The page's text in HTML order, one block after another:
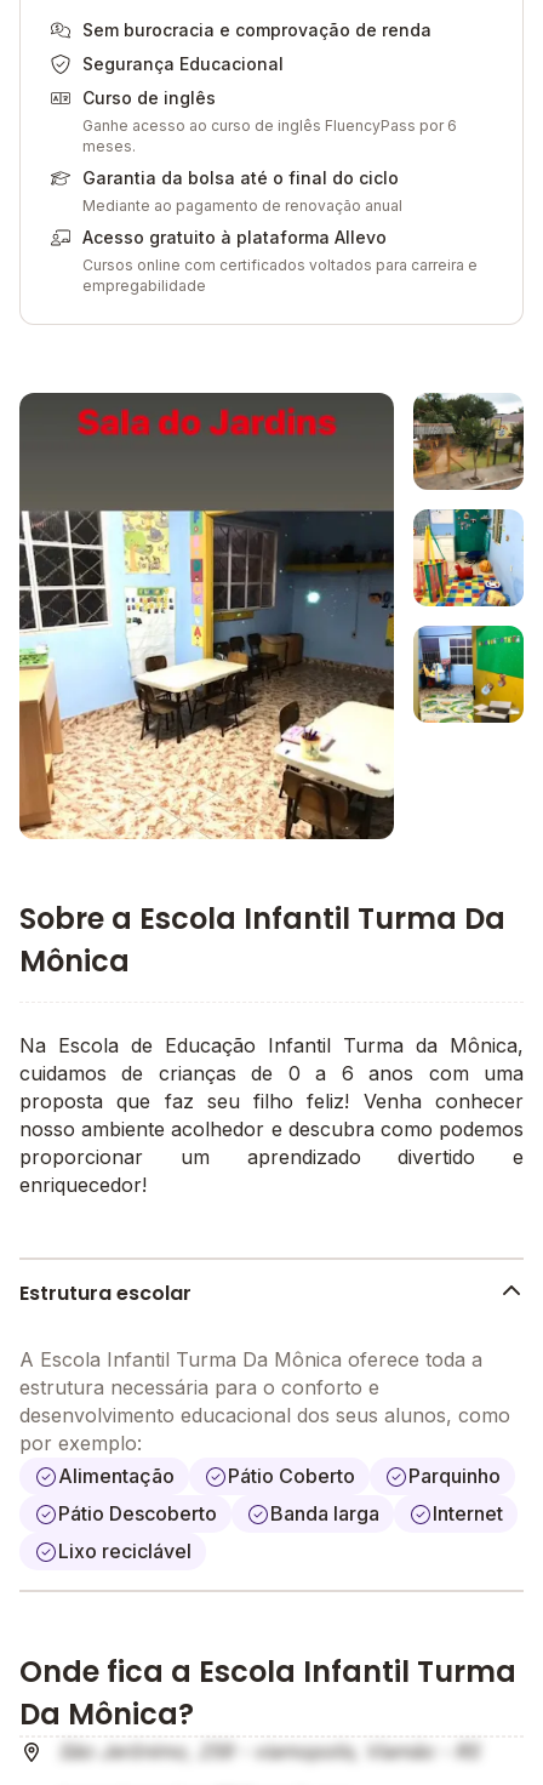
Sem burocracia e comprovação de renda
Segurança Educacional
Curso de inglês
Ganhe acesso ao curso de inglês FluencyPass por 6
meses.
Garantia da bolsa até o final do ciclo
Mediante ao pagamento de renovação anual
Acesso gratuito à plataforma Allevo
Cursos online com certificados voltados para carreira e
empregabilidade
Galeria de imagem
Imagem 1
Imagem 2
Sobre a Escola Infantil Turma Da
Mônica
Na Escola de Educação Infantil Turma da Mônica,
cuidamos de crianças de 0 a 6 anos com uma
proposta que faz seu filho feliz! Venha conhecer
nosso ambiente acolhedor e descubra como podemos
proporcionar um aprendizado divertido e
enriquecedor!
Estrutura escolar
A Escola Infantil Turma Da Mônica oferece toda a
estrutura necessária para o conforto e
desenvolvimento educacional dos seus alunos, como
por exemplo:
Alimentação
Pátio Coberto
Parquinho
Pátio Descoberto
Banda larga
Internet
Lixo reciclável
Onde fica a Escola Infantil Turma
Da Mônica?
São Jerônimo, 259 - viamopolis, Viamão - RS